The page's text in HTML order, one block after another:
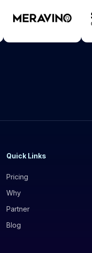
Quick Links
Pricing
Why
Partner
Blog